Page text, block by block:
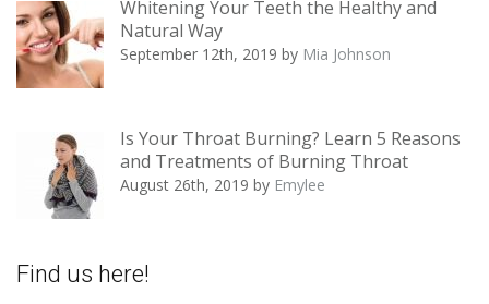
Whitening Your Teeth the Healthy and
Natural Way
September 12th, 2019 by Mia Johnson
Is Your Throat Burning? Learn 5 Reasons
and Treatments of Burning Throat
August 26th, 2019 by Emylee
Find us here!